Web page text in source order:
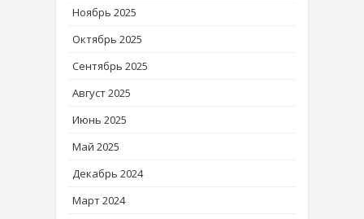
Ноябрь 2025
Октябрь 2025
Сентябрь 2025
Август 2025
Июнь 2025
Май 2025
Декабрь 2024
Март 2024